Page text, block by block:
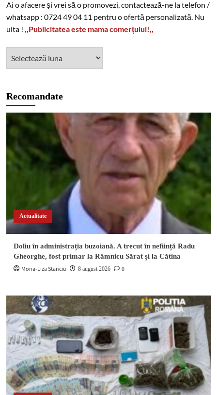
Ai o afacere și vrei să o promovezi, contactează-ne la telefon /
whatsapp : 0724 49 04 11 pentru o ofertă personalizată. Nu
uita ! ,,Publicitatea este mama comerțului!,,
Recomandate
Actualitate
Doliu în administrația buzoiană. A trecut în neființă Radu
Gheorghe, fost primar la Râmnicu Sărat și la Cătina
Mona-Liza Stanciu 8 august 2026 0